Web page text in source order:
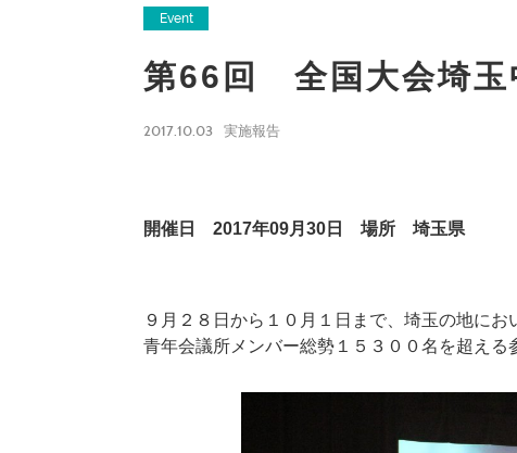
Event
第66回 全国大会埼玉
2017.10.03 実施報告
開催日 2017年09月30日 場所 埼玉県
９月２８日から１０月１日まで、埼玉の地に
青年会議所メンバー総勢１５３００名を超える